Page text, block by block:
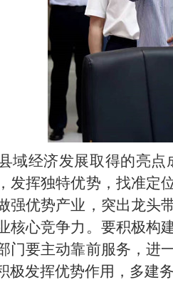
域经济发展取得的亮
发挥独特优势，找准定
强优势产业，突出龙头
核心竞争力。要积极构
门要主动靠前服务，进
极发挥优势作用，多建